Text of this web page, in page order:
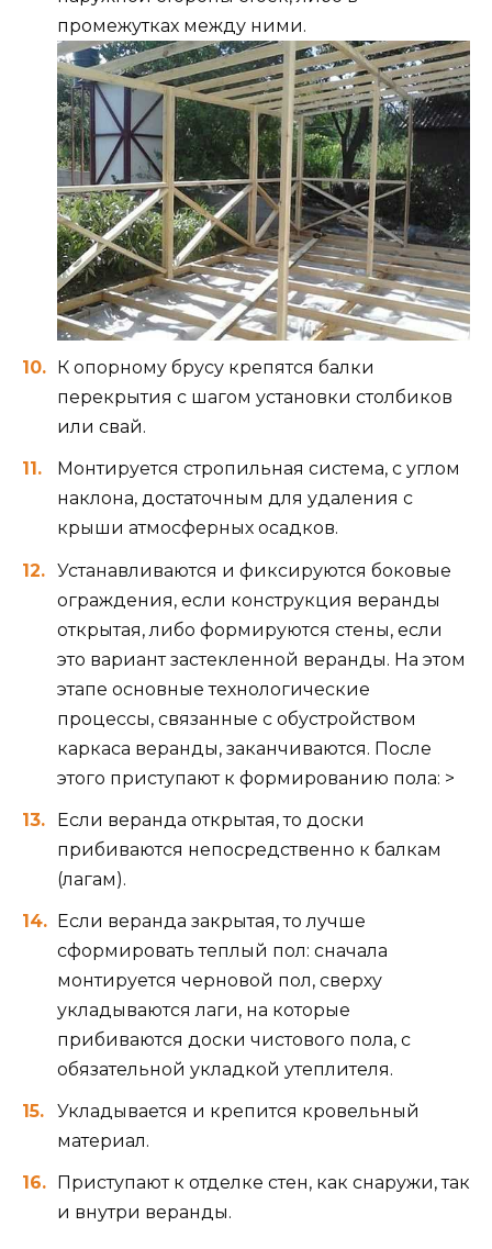
промежутках между ними.
К опорному брусу крепятся балки
перекрытия с шагом установки столбиков
или свай.
Монтируется стропильная система, с углом
наклона, достаточным для удаления с
крыши атмосферных осадков.
Устанавливаются и фиксируются боковые
ограждения, если конструкция веранды
открытая, либо формируются стены, если
это вариант застекленной веранды. На этом
этапе основные технологические
процессы, связанные с обустройством
каркаса веранды, заканчиваются. После
этого приступают к формированию пола: >
Если веранда открытая, то доски
прибиваются непосредственно к балкам
(лагам).
Если веранда закрытая, то лучше
сформировать теплый пол: сначала
монтируется черновой пол, сверху
укладываются лаги, на которые
прибиваются доски чистового пола, с
обязательной укладкой утеплителя.
Укладывается и крепится кровельный
материал.
Приступают к отделке стен, как снаружи, так
и внутри веранды.